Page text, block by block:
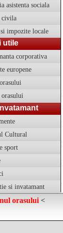
asistenta sociala
civila
impozite locale
utile
corporativa
europene
Cultural
sport
si invatamant
orasului <